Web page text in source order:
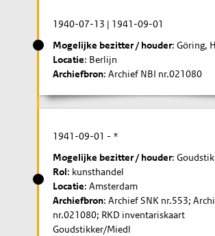
1940-07-13 | 1941-09-01
Mogelijke bezitter / houder: Göring,
Locatie: Berlijn
Archiefbron: Archief NBI nr.021080
1941-09-01 - *
Mogelijke bezitter / houder:
Rol: kunsthandel
Locatie: Amsterdam
Archiefbron: Archief SNK nr.553;
nr.021080; RKD inventariskaart
Goudstikker/Miedl